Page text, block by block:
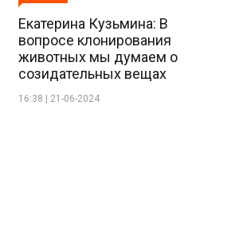
Екатерина Кузьмина: В
вопросе клонирования
животных мы думаем о
созидательных вещах
16:38 | 21-06-2024